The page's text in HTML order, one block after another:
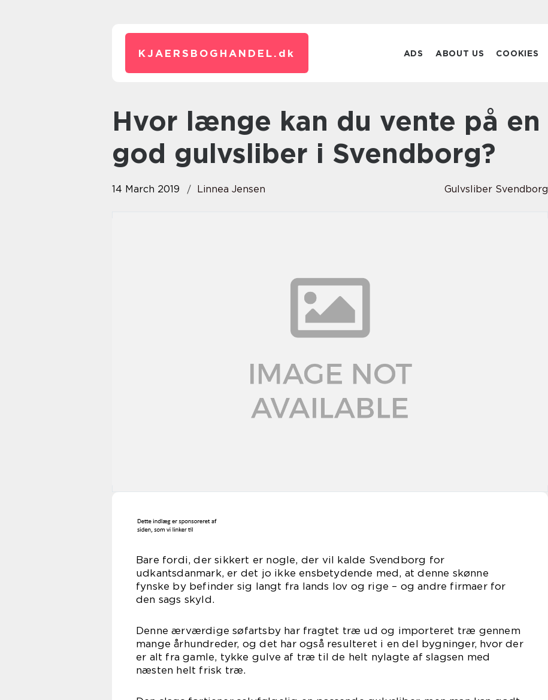
KJAERSBOGHANDEL. dk ADS ABOUT US COOKIES
Hvor længe kan du vente på en
god gulvsliber i Svendborg?
14 March 2019 Linnea Jensen Gulvsliber Svendborg
Bare fordi, der sikkert er nogle, der vil kalde Svendborg for
udkantsdanmark, er det jo ikke ensbetydende med, at denne skønne
fynske by befinder sig langt fra lands lov og rige – og andre firmaer for
den sags skyld.
Denne ærværdige søfartsby har fragtet træ ud og importeret træ gennem
mange århundreder, og det har også resulteret i en del bygninger, hvor der
er alt fra gamle, tykke gulve af træ til de helt nylagte af slagsen med
næsten helt frisk træ.